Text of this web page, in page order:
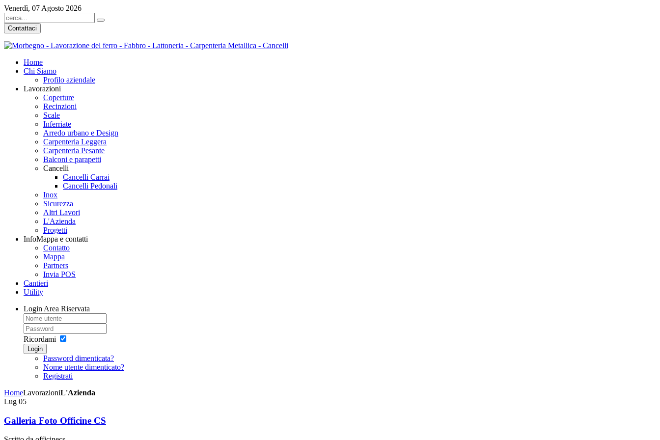
Venerdì, 07 Agosto 2026
Contattaci
Home
Chi Siamo
Profilo aziendale
Lavorazioni
Coperture
Recinzioni
Scale
Inferriate
Arredo urbano e Design
Carpenteria Leggera
Carpenteria Pesante
Balconi e parapetti
Cancelli
Cancelli Carrai
Cancelli Pedonali
Inox
Sicurezza
Altri Lavori
L'Azienda
Progetti
InfoMappa e contatti
Contatto
Mappa
Partners
Invia POS
Cantieri
Utility
Login Area Riservata
Ricordami
Login
Password dimenticata?
Nome utente dimenticato?
Registrati
HomeLavorazioniL'Azienda
Lug 05
Galleria Foto Officine CS